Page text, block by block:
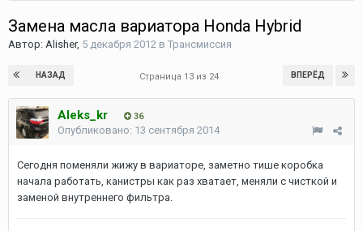
Замена масла вариатора Honda Hybrid
Автор: Alisher, 5 декабря 2012 в Трансмиссия
НАЗАД ВПЕРЁД
Страница 13 из 24
Aleks_kr 36
Опубликовано: 13 сентября 2014
Сегодня поменяли жижу в вариаторе, заметно тише коробка
начала работать, канистры как раз хватает, меняли с чисткой и
заменой внутреннего фильтра.